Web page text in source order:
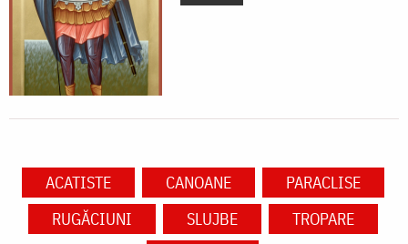
ACATISTE CANOANE
PARACLISE
RUGĂCIUNI
SLUJBE
TROPARE